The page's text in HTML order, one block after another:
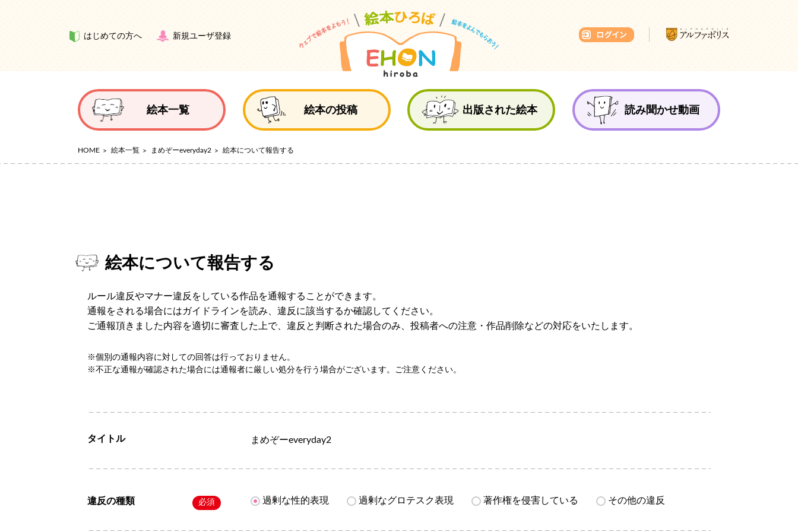
はじめての方へ 新規ユーザ登録
絵本一覧 絵本の投稿 出版された絵本 読み聞かせ動画
HOME 絵本一覧 まめぞーeveryday2 絵本について報告する
絵本について報告する
ルール違反やマナー違反をしている作品を通報することができます。
通報をされる場合にはガイドラインを読み、違反に該当するか確認してください。
ご通報頂きました内容を適切に審査した上で、違反と判断された場合のみ、投稿者への注意・作品削除などの対応をいたします。
※個別の通報内容に対しての回答は行っておりません。
※不正な通報が確認された場合には通報者に厳しい処分を行う場合がございます。ご注意ください。
タイトル まめぞーeveryday2
違反の種類 必須 過剰な性的表現 過剰なグロテスク表現 著作権を侵害している その他の違反